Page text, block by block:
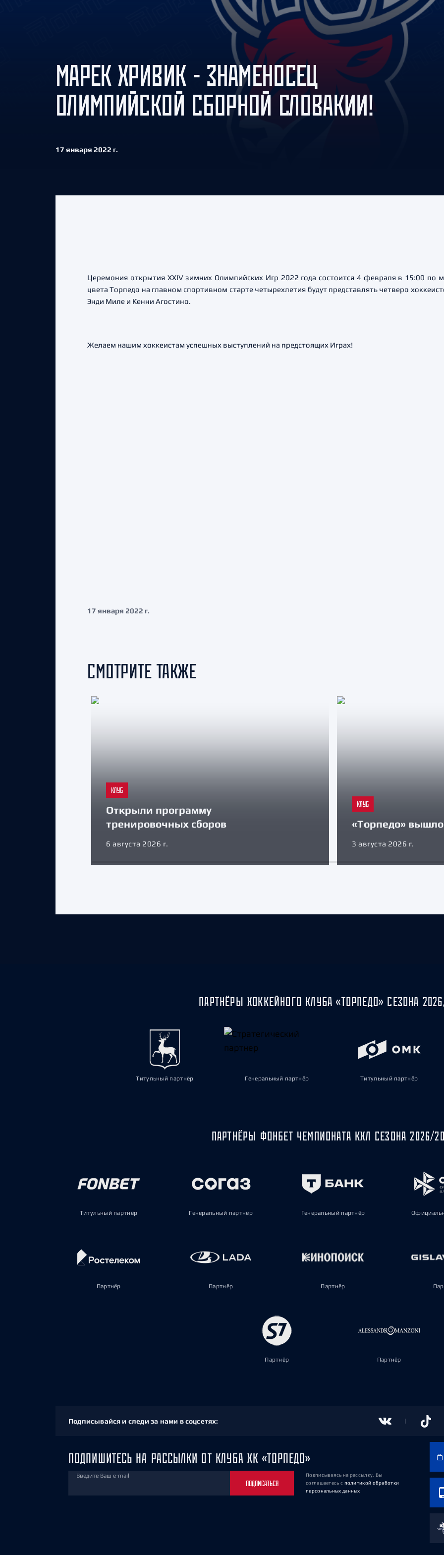
Амур
Барыс
Салават Юлаев
Сибирь
МАРЕК ХРИВИК - ЗНАМЕНОСЕЦ
ОЛИМПИЙСКОЙ СБОРНОЙ СЛОВАКИИ!
17 января 2022 г.
Церемония открытия XXIV зимних Олимпийских Игр 2022 года состоится 4 февраля в 15:00 по
цвета Торпедо на главном спортивном старте четырехлетия будут представлять четверо
Энди Миле и Кенни Агостино.
Желаем нашим хоккеистам успешных выступлений на предстоящих Играх!
17 января 2022 г.
СМОТРИТЕ ТАКЖЕ
КЛУБ
Открыли программу
тренировочных сборов
6 августа 2026 г.
КЛУБ
«Торпедо» вышло
3 августа 2026 г.
ПАРТНЁРЫ ХОККЕЙНОГО КЛУБА «ТОРПЕДО» СЕЗОНА
Титульный партнёр Генеральный партнёр Титульный партнёр
ПАРТНЁРЫ ФОНБЕТ ЧЕМПИОНАТА КХЛ СЕЗОНА 2026/
Титульный партнёр Генеральный партнёр Генеральный партнёр
Партнёр Партнёр Партнёр
Партнёр Партнёр
Подписывайся и следи за нами в соцсетях:
ПОДПИШИТЕСЬ НА РАССЫЛКИ ОТ КЛУБА ХК «ТОРПЕДО»
Введите Ваш e-mail
ПОДПИСАТЬСЯ
Подписываясь на рассылку, Вы
соглашаетесь с политикой обработки
персональных данных